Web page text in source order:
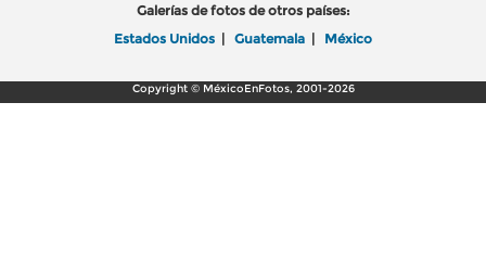
Galerías de fotos de otros países:
Estados Unidos | Guatemala | México
Copyright © MéxicoEnFotos, 2001-2026